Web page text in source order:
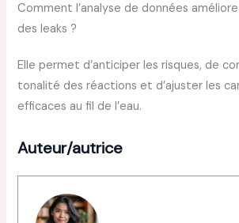
Comment l’analyse de données
des leaks ?
Elle permet d’anticiper les risques, de
tonalité des réactions et d’ajuster les
efficaces au fil de l’eau.
Auteur/autrice